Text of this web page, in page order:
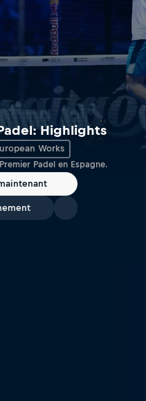
Highlights
Works
Padel en Espagne.